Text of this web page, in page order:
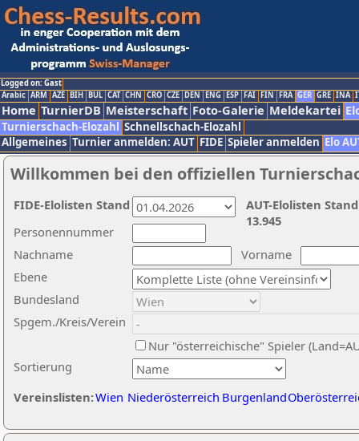
Logged on: Gast
Arabic ARM AZE BIH BUL CAT CHN CRO CZE DEN ENG ESP FAI FIN FRA GER GRE INA
Home TurnierDB Meisterschaft Foto-Galerie Meldekartei
Turnierschach-Elozahl Schnellschach-Elozahl
Allgemeines Turnier anmelden: AUT FIDE Spieler anmelden Elo
Willkommen bei den offiziellen
Nachname
Vorname
Ebene
Sortierung
Personennummer
Bundesland
Spgem./Kreis/Verein
Nur "österreichische" Spieler
Vereinslisten:Wien Niederösterreich Burgenland
AUT-Elolisten
13.945
FIDE-Elolisten Stand